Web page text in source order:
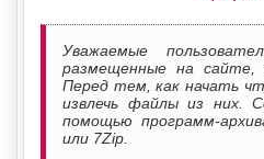
Уважаемые
размещенные на сайте,
Перед тем, как начать
извлечь файлы из них.
помощью программ-
или 7Zip.